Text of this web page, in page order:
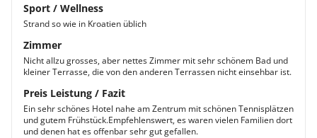
Sport / Wellness
Strand so wie in Kroatien üblich
Zimmer
Nicht allzu grosses, aber nettes Zimmer mit sehr schönem Bad und
kleiner Terrasse, die von den anderen Terrassen nicht einsehbar ist.
Preis Leistung / Fazit
Ein sehr schönes Hotel nahe am Zentrum mit schönen Tennisplätzen
und gutem Frühstück.Empfehlenswert, es waren vielen Familien dort
und denen hat es offenbar sehr gut gefallen.